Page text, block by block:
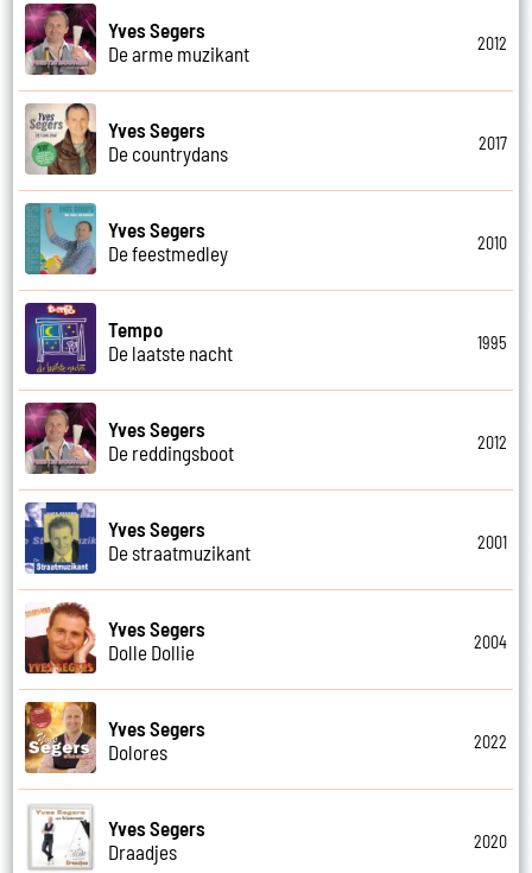
Yves Segers
De arme muzikant
2012
Yves Segers
De countrydans
2017
Yves Segers
De feestmedley
2010
Tempo
De laatste nacht
1995
Yves Segers
De reddingsboot
2012
Yves Segers
De straatmuzikant
2001
Yves Segers
Dolle Dollie
2004
Yves Segers
Dolores
2022
Yves Segers
Draadjes
2020